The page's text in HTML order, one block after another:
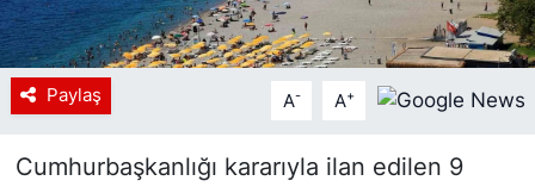
Paylaş A- A+
Cumhurbaşkanlığı kararıyla ilan edilen 9